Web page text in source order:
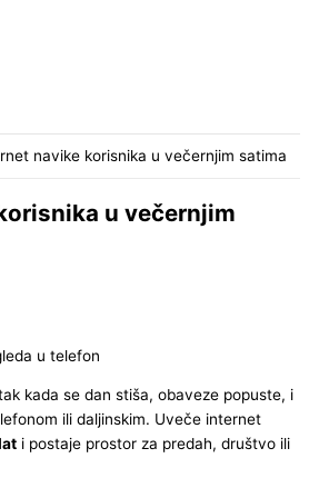
navike korisnika u večernjim satima
u večernjim
kada se dan stiša, obaveze popuste, i
ili daljinskim. Uveče internet
i postaje prostor za predah, društvo ili